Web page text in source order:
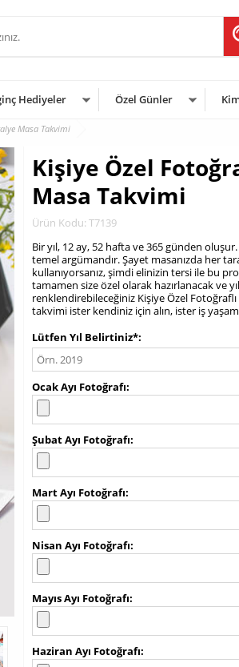
Hediyeler Özel Günler
Masa Takvimi
Kişiye Özel
Masa Takvimi
Ürün Kodu: T7139
​Bir yıl, 12 ay, 52 hafta ve 365 günden
temel argümandır. Şayet masanızda her
kullanıyorsanız, şimdi elinizin tersi ile bu
tamamen size özel olarak hazırlanacak ve
renklendirebileceğiniz Kişiye Özel
takvimi ister kendiniz için alın, ister iş
Lütfen Yıl Belirtiniz*
Ocak Ayı Fotoğrafı
Şubat Ayı Fotoğrafı
Mart Ayı Fotoğrafı
Nisan Ayı Fotoğrafı
Mayıs Ayı Fotoğrafı
Haziran Ayı Fotoğrafı